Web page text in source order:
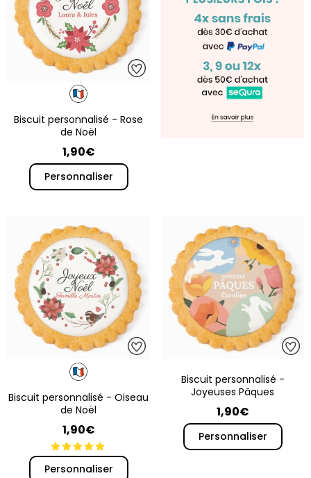
Biscuit personnalisé - Rose
de Noël
1,90€
Personnaliser
Biscuit personnalisé - Oiseau
de Noël
1,90€
Personnaliser
Biscuit personnalisé -
Joyeuses Pâques
1,90€
Personnaliser